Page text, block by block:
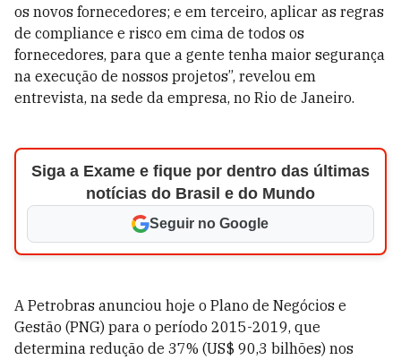
os novos fornecedores; e em terceiro, aplicar as regras
de compliance e risco em cima de todos os
fornecedores, para que a gente tenha maior segurança
na execução de nossos projetos”, revelou em
entrevista, na sede da empresa, no Rio de Janeiro.
Siga a Exame e fique por dentro das últimas
notícias do Brasil e do Mundo
Seguir no Google
A Petrobras anunciou hoje o Plano de Negócios e
Gestão (PNG) para o período 2015-2019, que
determina redução de 37% (US$ 90,3 bilhões) nos